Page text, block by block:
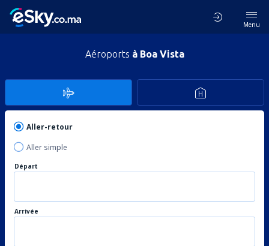
Menu
Aéroports à Boa Vista
Aller-retour
Aller simple
Départ
Arrivée